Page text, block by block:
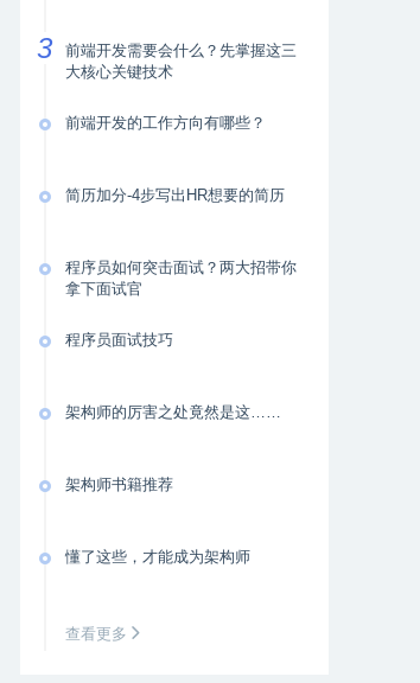
前端开发需要会什么？先掌握这三
大核心关键技术
前端开发的工作方向有哪些？
简历加分-4步写出HR想要的简历
程序员如何突击面试？两大招带你
拿下面试官
程序员面试技巧
架构师的厉害之处竟然是这……
架构师书籍推荐
懂了这些，才能成为架构师
查看更多